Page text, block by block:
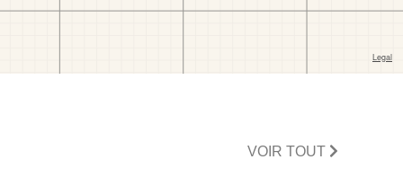
VOIR TOUT